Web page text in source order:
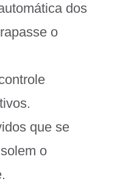
dos
o
que se
o